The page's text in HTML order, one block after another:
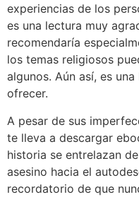
experiencias de los
es una lectura muy
recomendaría
los temas religiosos
algunos. Aún así, es
ofrecer.
A pesar de sus
te lleva a descargar
historia se entrelazan
asesino hacia el
recordatorio de que